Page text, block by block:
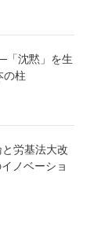
「沈黙」を生
の柱
労基法大改
ノベーショ